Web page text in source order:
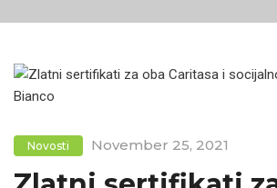
Novosti November 25, 2021